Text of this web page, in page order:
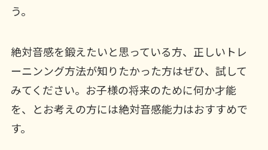
う。
絶対音感を鍛えたいと思っている方、正しいトレ
ーニンング方法が知りたかった方はぜひ、試して
みてください。お子様の将来のために何か才能
を、とお考えの方には絶対音感能力はおすすめで
す。